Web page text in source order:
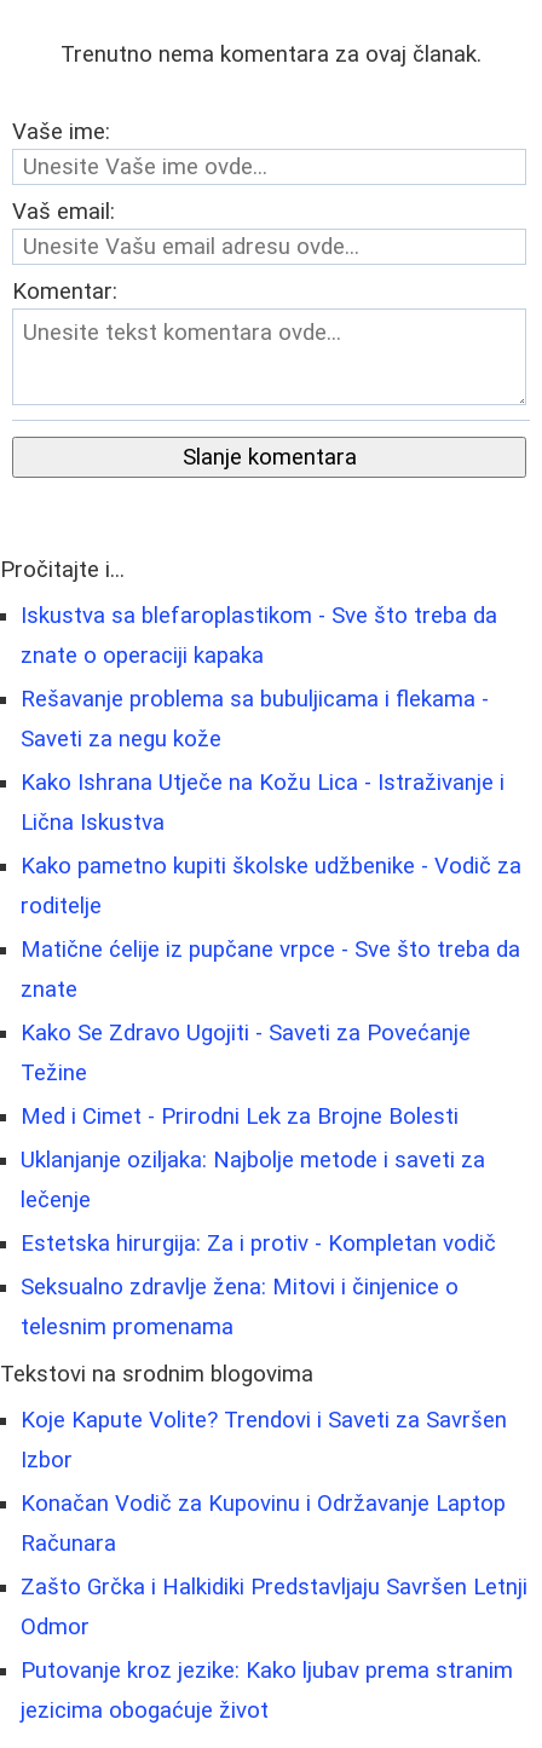
Trenutno nema komentara za ovaj članak.
Vaše ime:
Vaš email:
Komentar:
Slanje komentara
Pročitajte i...
Iskustva sa blefaroplastikom - Sve što treba da
znate o operaciji kapaka
Rešavanje problema sa bubuljicama i flekama -
Saveti za negu kože
Kako Ishrana Utječe na Kožu Lica - Istraživanje i
Lična Iskustva
Kako pametno kupiti školske udžbenike - Vodič za
roditelje
Matične ćelije iz pupčane vrpce - Sve što treba da
znate
Kako Se Zdravo Ugojiti - Saveti za Povećanje
Težine
Med i Cimet - Prirodni Lek za Brojne Bolesti
Uklanjanje oziljaka: Najbolje metode i saveti za
lečenje
Estetska hirurgija: Za i protiv - Kompletan vodič
Seksualno zdravlje žena: Mitovi i činjenice o
telesnim promenama
Tekstovi na srodnim blogovima
Koje Kapute Volite? Trendovi i Saveti za Savršen
Izbor
Konačan Vodič za Kupovinu i Održavanje Laptop
Računara
Zašto Grčka i Halkidiki Predstavljaju Savršen Letnji
Odmor
Putovanje kroz jezike: Kako ljubav prema stranim
jezicima obogaćuje život